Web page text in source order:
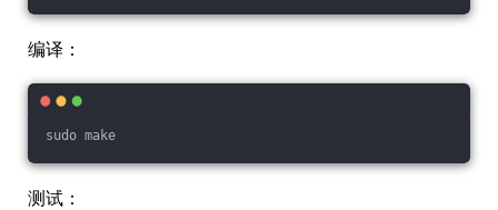
编译：
sudo make
测试：